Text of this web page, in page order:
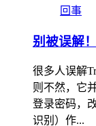
别被误解
很多人误解
则不然，它
登录密码，
识别）作...